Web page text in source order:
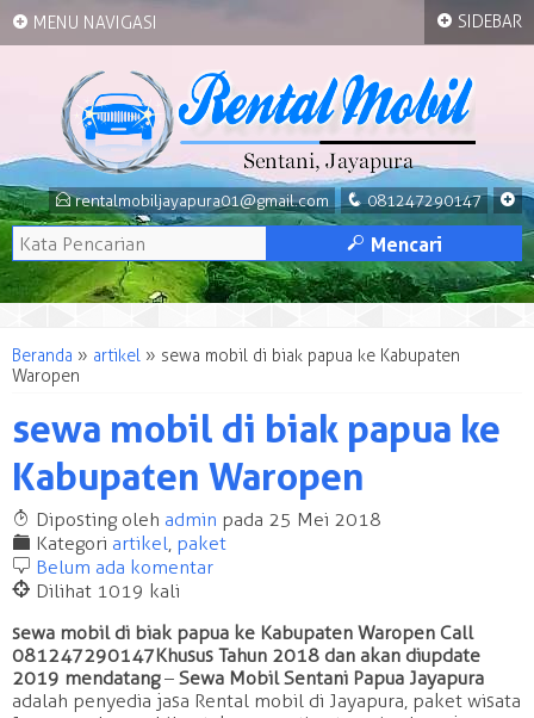
+ MENU NAVIGASI
+
q 081247290147
Erentalmobiljayapura01@gmail.com
M Mencari
Beranda » artikel » sewa mobil di biak papua ke Kabupaten
Waropen
sewa mobil di biak papua ke
Kabupaten Waropen
T Diposting oleh admin pada 25 Mei 2018
F Kategori artikel, paket
b Belum ada komentar
@ Dilihat 1019 kali
sewa mobil di biak papua ke Kabupaten Waropen Call
081247290147 Khusus Tahun 2018 dan akan diupdate
2019 mendatang– Sewa Mobil Sentani Papua Jayapura
adalah penyedia jasa Rental mobil di Jayapura, paket wisata
+ SIDEBAR